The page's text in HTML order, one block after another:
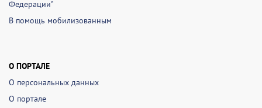
Федерации"
В помощь мобилизованным
О ПОРТАЛЕ
О персональных данных
О портале